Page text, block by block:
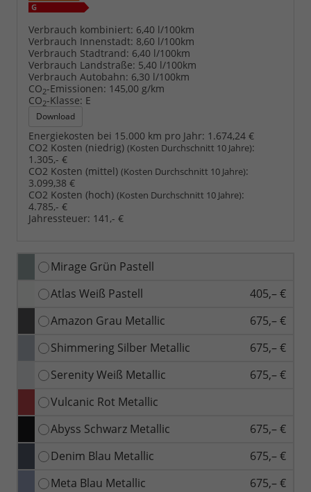
Verbrauch kombiniert: 6,40 l/100km
Verbrauch Innenstadt: 8,60 l/100km
Verbrauch Stadtrand: 6,40 l/100km
Verbrauch Landstraße: 5,40 l/100km
Verbrauch Autobahn: 6,30 l/100km
CO2-Emissionen: 145,00 g/km
CO2-Klasse: E
Download
Energiekosten bei 15.000 km pro Jahr: 1.674,24 €
CO2 Kosten (niedrig) (Kosten Durchschnitt 10 Jahre):
1.305,- €
CO2 Kosten (mittel) (Kosten Durchschnitt 10 Jahre):
3.099,38 €
CO2 Kosten (hoch) (Kosten Durchschnitt 10 Jahre):
4.785,- €
Jahressteuer: 141,- €
Mirage Grün Pastell
Atlas Weiß Pastell
405,– €
Amazon Grau Metallic
675,– €
Shimmering Silber Metallic
675,– €
Serenity Weiß Metallic
675,– €
Vulcanic Rot Metallic
Abyss Schwarz Metallic
675,– €
Denim Blau Metallic
675,– €
Meta Blau Metallic
675,– €